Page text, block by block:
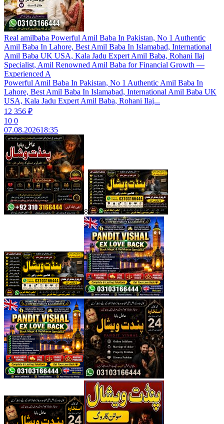
Real amilbaba Powerful Amil Baba In Pakistan, No 1 Authentic
Amil Baba In Lahore, Best Amil Baba In Islamabad, International
Amil Baba UK USA, Kala Jadu Expert Amil Baba, Rohani Ilaj
Specialist, Amil Renowned Amil Baba for Financial Growth —
Experienced A
Powerful Amil Baba In Pakistan, No 1 Authentic Amil Baba In
Lahore, Best Amil Baba In Islamabad, International Amil Baba UK
USA, Kala Jadu Expert Amil Baba, Rohani Ilaj...
12 356 ₽
10 0
07.08.202618:35
8